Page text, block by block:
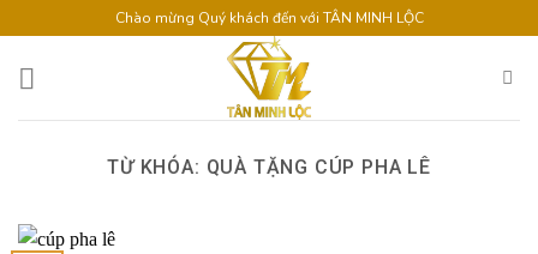
to
content
Chào mừng Quý khách đến với TÂN MINH LỘC
TỪ KHÓA: QUÀ TẶNG CÚP PHA LÊ